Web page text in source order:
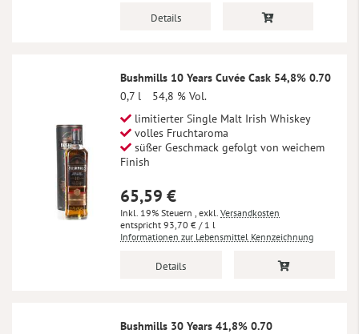
Details
Bushmills 10 Years Cuvée Cask 54,8% 0.70
0,7 l
54,8 % Vol.
limitierter Single Malt Irish Whiskey
volles Fruchtaroma
süßer Geschmack gefolgt von weichem
Finish
65,59 €
Inkl. 19% Steuern exkl. Versandkosten
93,70 € / 1 l
Informationen zur Lebensmittel Kennzeichnung
Details
Bushmills 30 Years 41,8% 0.70